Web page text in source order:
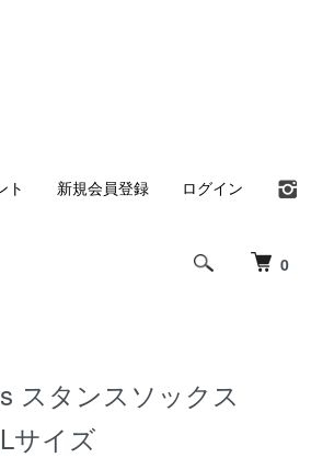
0
ト 新規会員登録 ログイン
スタンスソックス
サイズ